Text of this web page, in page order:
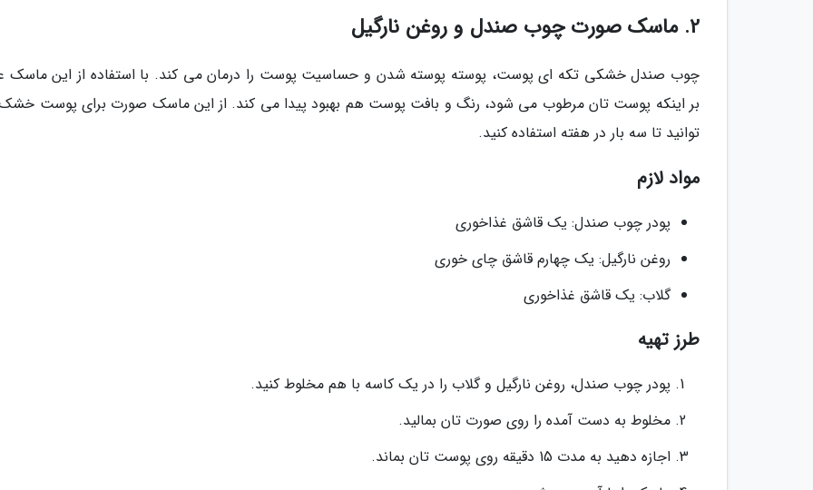
2. ماسک صورت چوب صندل و روغن نارگیل
چوب صندل خشکی تکه ای پوست، پوسته پوسته شدن و حساسیت پوست را درمان می کند. با استفاده از این ماسک
بر اینکه پوست تان مرطوب می شود، رنگ و بافت پوست هم بهبود پیدا می کند. از این ماسک صورت برای پوست
توانید تا سه بار در هفته استفاده کنید.
مواد لازم
پودر چوب صندل: یک قاشق غذاخوری
روغن نارگیل: یک چهارم قاشق چای خوری
گلاب: یک قاشق غذاخوری
طرز تهیه
پودر چوب صندل، روغن نارگیل و گلاب را در یک کاسه با هم مخلوط کنید.
مخلوط به دست آمده را روی صورت تان بمالید.
اجازه دهید به مدت 15 دقیقه روی پوست تان بماند.